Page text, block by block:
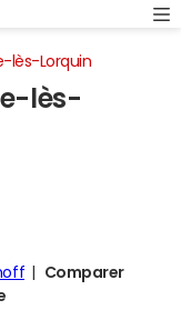
lès-Lorquin
lès-
Comparer